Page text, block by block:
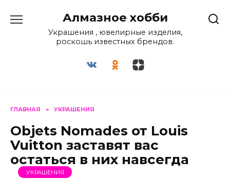
содержанию
Алмазное хобби
Украшения , ювелирные изделия,
роскошь известных брендов.
ГЛАВНАЯ » УКРАШЕНИЯ
Objets Nomades от Louis
Vuitton заставят вас
остаться в них навсегда
УКРАШЕНИЯ